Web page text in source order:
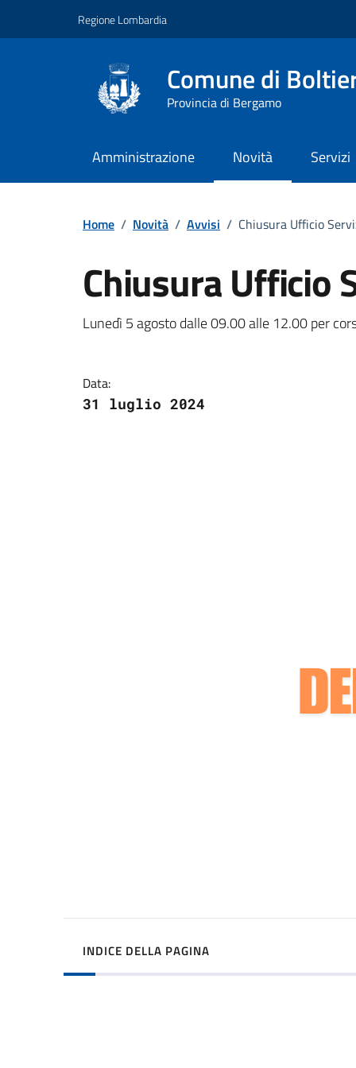
Regione Lombardia
Comune di
Provincia di Bergamo
Amministrazione Novità Servizi
Home / Novità / Avvisi / Chiusura Ufficio
Chiusura Ufficio
Dettagli della
Lunedì 5 agosto dalle 09.00 alle 12.00 per
Data:
31 luglio 2024
INDICE DELLA PAGINA